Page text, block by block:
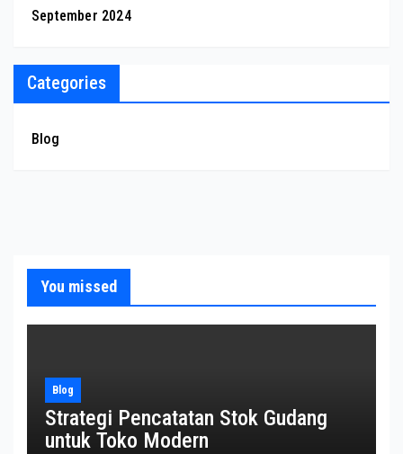
September 2024
Categories
Blog
You missed
Blog
Strategi Pencatatan Stok Gudang
untuk Toko Modern